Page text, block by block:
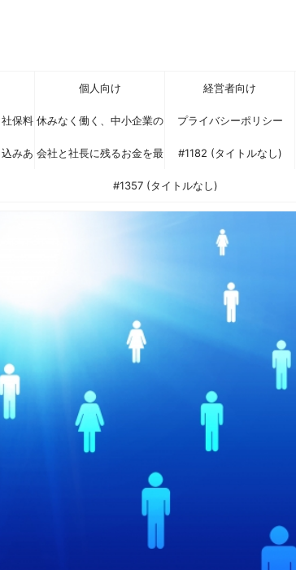
個人向け 経営者向け
保料
分所
休みなく働く、中小企業の
社長様へ
プライバシーポリシー
みあ 会社と社長に残るお金を最
大化する税対策セミナー
#1182 (タイトルなし)
#1357 (タイトルなし)